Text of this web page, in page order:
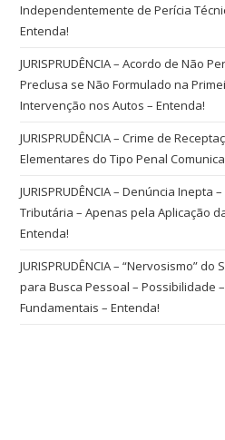
Independentemente de Perícia
Entenda!
JURISPRUDÊNCIA – Acordo de Não
Preclusa se Não Formulado na
Intervenção nos Autos – Entenda!
JURISPRUDÊNCIA – Crime de
Elementares do Tipo Penal
JURISPRUDÊNCIA – Denúncia Inepta
Tributária – Apenas pela Aplicação
Entenda!
JURISPRUDÊNCIA – “Nervosismo”
para Busca Pessoal – Possibilidade
Fundamentais – Entenda!